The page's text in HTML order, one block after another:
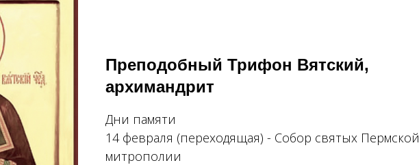
Преподобный Трифон Вятский,
архимандрит
Дни памяти
14 февраля (переходящая) - Собор святых Пермской
митрополии